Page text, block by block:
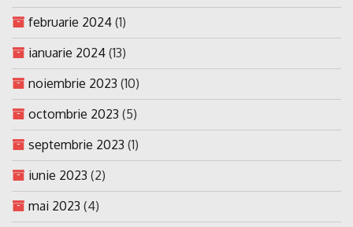
februarie 2024 (1)
ianuarie 2024 (13)
noiembrie 2023 (10)
octombrie 2023 (5)
septembrie 2023 (1)
iunie 2023 (2)
mai 2023 (4)